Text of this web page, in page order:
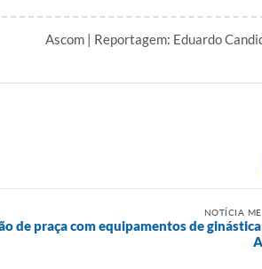
Ascom | Reportagem: Eduardo
NOTÍCIA
de praça com equipamentos de